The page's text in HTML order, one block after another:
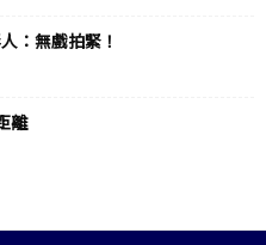
：無戲拍緊！
離